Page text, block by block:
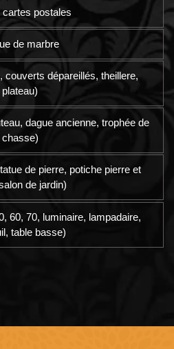
cartes postales
de marbre
couverts dépareillés, theillere,
plateau)
dague ancienne, trophée de
chasse)
de pierre, potiche pierre et
de jardin)
60, 70, luminaire, lampadaire,
table basse)